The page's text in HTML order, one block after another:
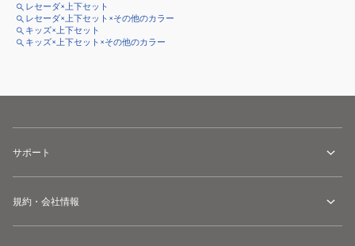
レセーダ×上下セット
レセーダ×上下セット×その他のカラー
キッズ×上下セット
キッズ×上下セット×その他のカラー
サポート
規約・会社情報